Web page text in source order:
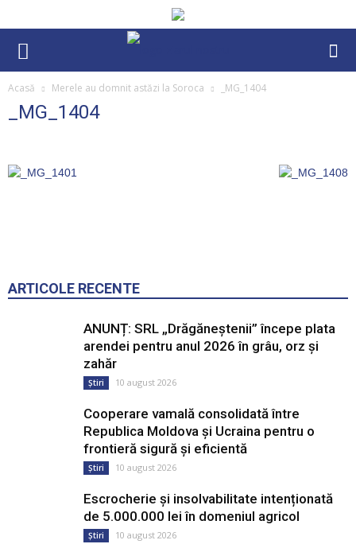
Acasă Merele au domnit astăzi la Soroca _MG_1404
_MG_1404
ARTICOLE RECENTE
ANUNȚ: SRL „Drăgăneștenii” începe plata
arendei pentru anul 2026 în grâu, orz și
zahăr
Știri 10 august 2026
Cooperare vamală consolidată între
Republica Moldova și Ucraina pentru o
frontieră sigură și eficientă
Știri 10 august 2026
Escrocherie și insolvabilitate intenționată
de 5.000.000 lei în domeniul agricol
Știri 10 august 2026